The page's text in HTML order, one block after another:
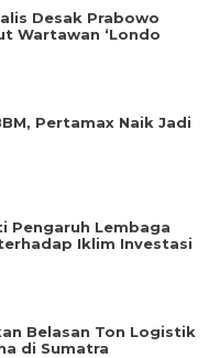
Desak Prabowo
Wartawan ‘Londo
Pertamax Naik Jadi
Pengaruh Lembaga
Iklim Investasi
Belasan Ton Logistik
di Sumatra